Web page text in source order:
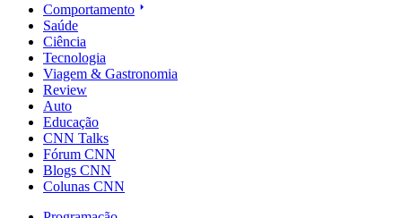
Comportamento
Saúde
Ciência
Tecnologia
Viagem & Gastronomia
Review
Auto
Educação
CNN Talks
Fórum CNN
Blogs CNN
Colunas CNN